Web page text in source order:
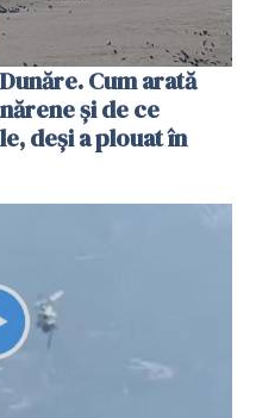
Cum arată
și de ce
deși a plouat în